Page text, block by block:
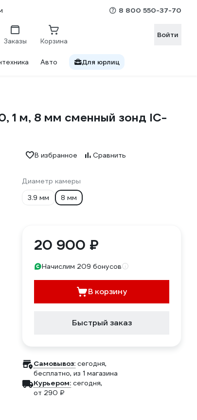
8 800 550-37-70
Заказы Корзина
Войти
Авто Для юрлиц
1 м, 8 мм сменный зонд IC-
В избранное Сравнить
Диаметр камеры
3.9 мм
8 мм
20 900 ₽
Начислим 209 бонусов
В корзину
Быстрый заказ
Самовывоз: сегодня,
бесплатно, из 1 магазина
Курьером: сегодня,
от 290 ₽